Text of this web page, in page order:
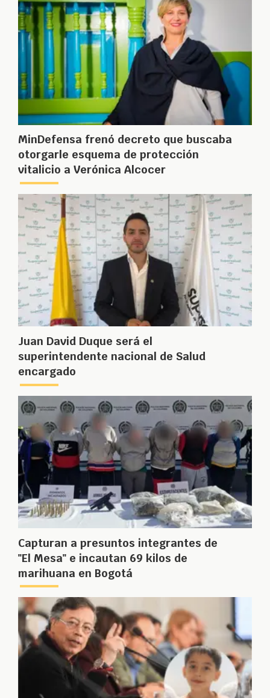
MinDefensa frenó decreto que buscaba
otorgarle esquema de protección
vitalicio a Verónica Alcocer
Juan David Duque será el
superintendente nacional de Salud
encargado
Capturan a presuntos integrantes de
"El Mesa" e incautan 69 kilos de
marihuana en Bogotá